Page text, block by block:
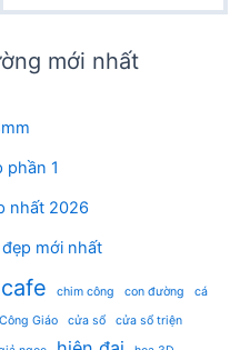
mới nhất
phần 1
nhất 2026
mới nhất
cafe chim công con đường
cá
Công Giáo cửa sổ cửa sổ triện